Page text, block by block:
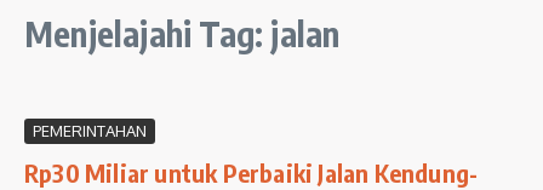
Menjelajahi Tag: jalan
PEMERINTAHAN
Rp30 Miliar untuk Perbaiki Jalan Kendung-